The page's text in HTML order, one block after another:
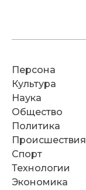
Персона
Культура
Наука
Общество
Политика
Происшествия
Спорт
Технологии
Экономика